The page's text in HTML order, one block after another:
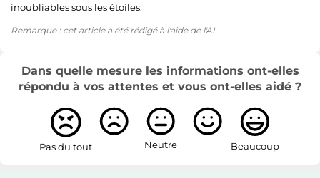
inoubliables sous les étoiles.
Remarque : cet article a été rédigé à l'aide de l'AI.
Dans quelle mesure les informations ont-elles
répondu à vos attentes et vous ont-elles aidé ?
Pas du tout Neutre Beaucoup